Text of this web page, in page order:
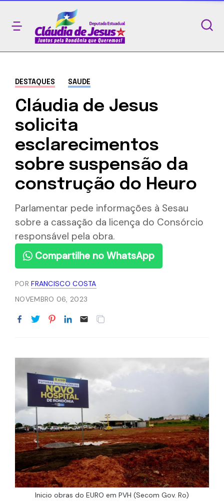
DESTAQUES SAUDE
Cláudia de Jesus
solicita
esclarecimentos
sobre suspensão da
construção do Heuro
Parlamentar pede informações à Sesau
sobre a cassação da licença do Consórcio
responsável pela obra.
Compartilhe no WhatsApp
PORFRANCISCO COSTA
NOVEMBRO 06, 2023
Inicio obras do EURO em PVH (Secom Gov. Ro)